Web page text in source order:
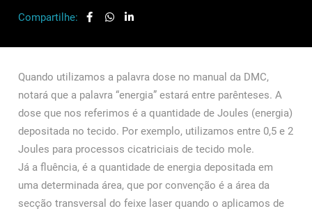
Compartilhe:
Quando utilizamos a palavra dose no manual da DMC,
notará que a palavra “energia” estará entre parênteses. A
dose que nos referimos é a quantidade de Joules (energia)
depositada no tecido. Por exemplo, utilizamos entre 0,5 e 2
Joules para processos cicatriciais de tecido mole.
Já a fluência, é a quantidade de energia depositada em
uma determinada área, que por convenção é a área da
secção transversal do feixe laser quando o aplicamos de